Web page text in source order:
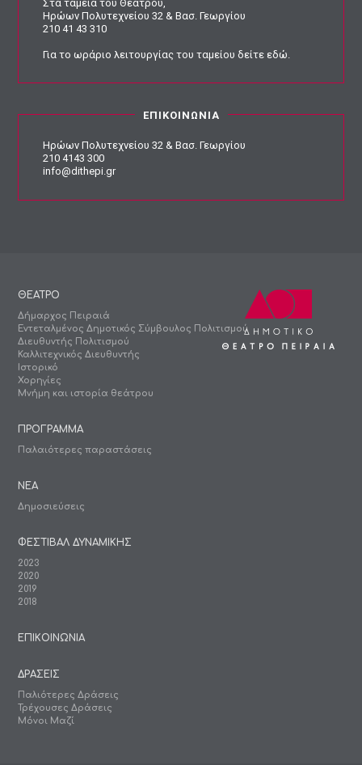
Στα ταμεία του Θεάτρου,
Ηρώων Πολυτεχνείου 32 & Βασ. Γεωργίου
210 41 43 310
Για το ωράριο λειτουργίας του ταμείουδείτε εδώ
ΕΠΙΚΟΙΝΩΝΙΑ
Ηρώων Πολυτεχνείου 32 & Βασ. Γεωργίου
210 4143 300
info@dithepi.gr
ΘΕΑΤΡΟ
Δήμαρχος Πειραιά
Εντεταλμένος Δημοτικός Σύμβουλος Πολιτισμού
Διευθυντής Πολιτισμού
Καλλιτεχνικός Διευθυντής
Ιστορικό
Χορηγίες
Μνήμη και ιστορία θεάτρου
ΠΡΟΓΡΑΜΜΑ
Παλαιότερες παραστάσεις
ΝΕΑ
Δημοσιεύσεις
ΦΕΣΤΙΒΑΛ ΔΥΝΑΜΙΚΗΣ
2023
2020
2019
2018
ΕΠΙΚΟΙΝΩΝΙΑ
ΔΡΑΣΕΙΣ
Παλιότερες Δράσεις
Τρέχουσες Δράσεις
Μόνοι Μαζί